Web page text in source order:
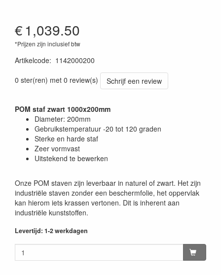
€1,039.50
*Prijzen zijn inclusief btw
Artikelcode: 1142000200
0 ster(ren) met 0 review(s)
Schrijf een review
POM staf zwart 1000x200mm
Diameter: 200mm
Gebruikstemperatuur -20 tot 120 graden
Sterke en harde staf
Zeer vormvast
Uitstekend te bewerken
Onze POM staven zijn leverbaar in naturel of zwart. Het zijn
industriële staven zonder een beschermfolie, het oppervlak
kan hierom iets krassen vertonen. Dit is inherent aan
industriële kunststoffen.
Levertijd: 1-2 werkdagen